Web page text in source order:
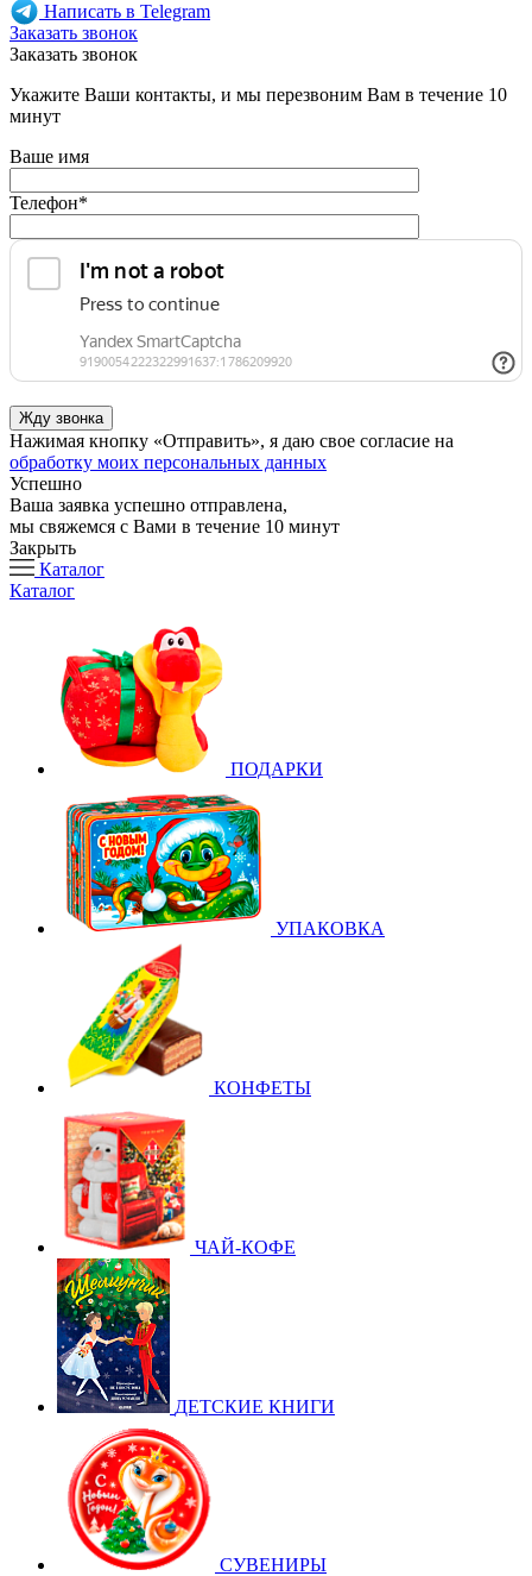
Написать в Telegram
Заказать звонок
Заказать звонок
Укажите Ваши контакты, и мы перезвоним Вам в течение 10
минут
Ваше имя
Телефон*
Нажимая кнопку «Отправить», я даю свое согласие на
обработку моих персональных данных
Успешно
Ваша заявка успешно отправлена,
мы свяжемся с Вами в течение 10 минут
Закрыть
Каталог
Каталог
ПОДАРКИ
УПАКОВКА
КОНФЕТЫ
ЧАЙ-КОФЕ
ДЕТСКИЕ КНИГИ
СУВЕНИРЫ